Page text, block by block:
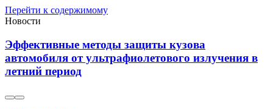
Перейти к содержимому
Новости
Как распознать оригинальные запчасти по
упаковке и сертификатам качества